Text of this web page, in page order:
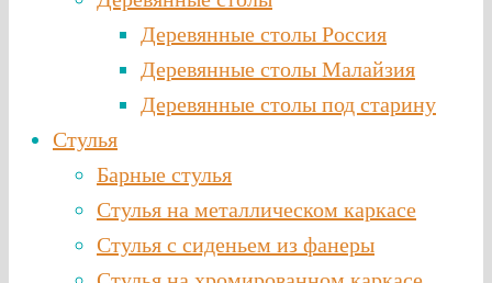
Деревянные столы Россия
Деревянные столы Малайзия
Деревянные столы под старину
Стулья
Барные стулья
Стулья на металлическом каркасе
Стулья с сиденьем из фанеры